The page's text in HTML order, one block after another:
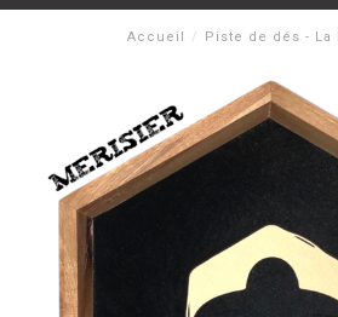
Accueil / Piste de dés - La